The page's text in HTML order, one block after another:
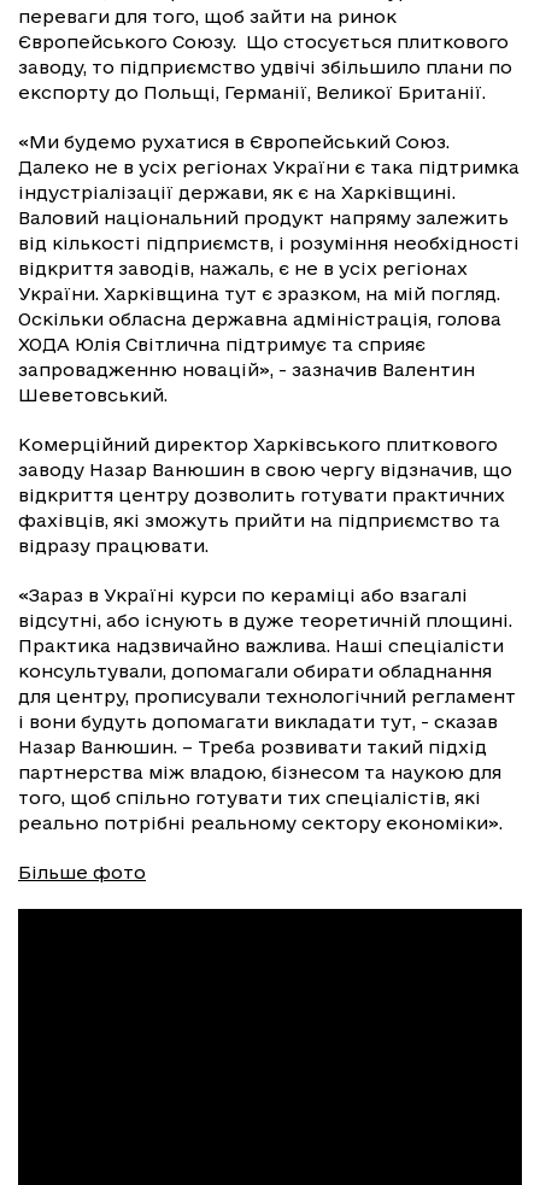
переваги для того, щоб зайти на ринок
Європейського Союзу. Що стосується плиткового
заводу, то підприємство удвічі збільшило плани по
експорту до Польщі, Германії, Великої Британії.
«Ми будемо рухатися в Європейський Союз.
Далеко не в усіх регіонах України є така підтримка
індустріалізації держави, як є на Харківщині.
Валовий національний продукт напряму залежить
від кількості підприємств, і розуміння необхідності
відкриття заводів, нажаль, є не в усіх регіонах
України. Харківщина тут є зразком, на мій погляд.
Оскільки обласна державна адміністрація, голова
ХОДА Юлія Світлична підтримує та сприяє
запровадженню новацій», - зазначив Валентин
Шеветовський.
Комерційний директор Харківського плиткового
заводу Назар Ванюшин в свою чергу відзначив, що
відкриття центру дозволить готувати практичних
фахівців, які зможуть прийти на підприємство та
відразу працювати.
«Зараз в Україні курси по кераміці або взагалі
відсутні, або існують в дуже теоретичній площині.
Практика надзвичайно важлива. Наші спеціалісти
консультували, допомагали обирати обладнання
для центру, прописували технологічний регламент
і вони будуть допомагати викладати тут, - сказав
Назар Ванюшин. – Треба розвивати такий підхід
партнерства між владою, бізнесом та наукою для
того, щоб спільно готувати тих спеціалістів, які
реально потрібні реальному сектору економіки».
Більше фото